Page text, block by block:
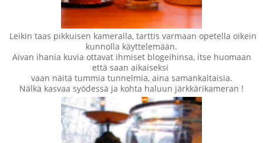
Leikin taas pikkuisen kameralla, tarttis varmaan opetella oikein
kunnolla käyttelemään.
Aivan ihania kuvia ottavat ihmiset blogeihinsa, itse huomaan
että saan aikaiseksi
vaan näitä tummia tunnelmia, aina samankaltaisia.
Nälkä kasvaa syödessä ja kohta haluun järkkärikameran !